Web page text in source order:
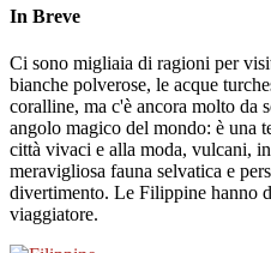
In Breve
Ci sono migliaia di ragioni per
bianche polverose, le acque
coralline, ma c'è ancora molto da
angolo magico del mondo: è una
città vivaci e alla moda, vulcani,
meravigliosa fauna selvatica e
divertimento. Le Filippine hanno
viaggiatore.